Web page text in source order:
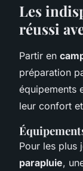
Les
réussi
Partir en
préparation
équipements
leur confort
Pour les plus
parapluie,